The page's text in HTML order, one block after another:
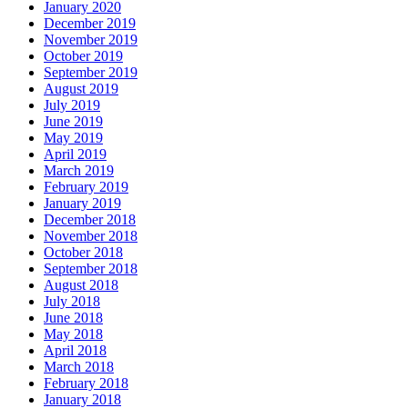
January 2020
December 2019
November 2019
October 2019
September 2019
August 2019
July 2019
June 2019
May 2019
April 2019
March 2019
February 2019
January 2019
December 2018
November 2018
October 2018
September 2018
August 2018
July 2018
June 2018
May 2018
April 2018
March 2018
February 2018
January 2018